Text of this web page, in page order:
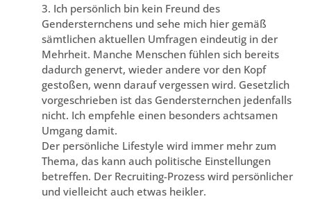
3. Ich persönlich bin kein Freund des
Gendersternchens und sehe mich hier gemäß
sämtlichen aktuellen Umfragen eindeutig in der
Mehrheit. Manche Menschen fühlen sich bereits
dadurch genervt, wieder andere vor den Kopf
gestoßen, wenn darauf vergessen wird. Gesetzlich
vorgeschrieben ist das Gendersternchen jedenfalls
nicht. Ich empfehle einen besonders achtsamen
Umgang damit.
Der persönliche Lifestyle wird immer mehr zum
Thema, das kann auch politische Einstellungen
betreffen. Der Recruiting-Prozess wird persönlicher
und vielleicht auch etwas heikler.